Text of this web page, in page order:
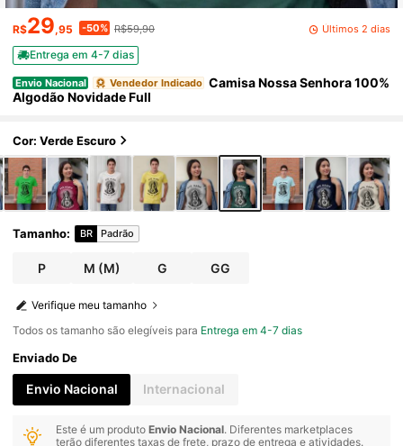
R$29,95 -50% R$59,90 Últimos 2 dias
Entrega em 4-7 dias
Envio Nacional Vendedor Indicado Camisa Nossa Senhora 100%
Algodão Novidade Full
Cor: Verde Escuro
Tamanho: BR Padrão
P M (M) G GG
Verifique meu tamanho
Todos os tamanho são elegíveis para Entrega em 4-7 dias
Enviado De
Envio Nacional Internacional
Este é um produtoEnvio Nacional. Diferentes marketplaces
terão diferentes taxas de frete, prazo de entrega e atividades.